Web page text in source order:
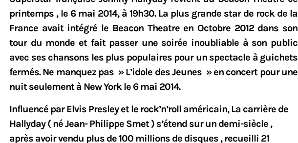
printemps , le 6 mai 2014, à 19h30. La plus grande star de rock de la
France avait intégré le Beacon Theatre en Octobre 2012 dans son
tour du monde et fait passer une soirée inoubliable à son public
avec ses chansons les plus populaires pour un spectacle à guichets
fermés. Ne manquez pas » L’idole des Jeunes » en concert pour une
nuit seulement à New York le 6 mai 2014.
Influencé par Elvis Presley et le rock’n’roll américain, La carrière de
Hallyday ( né Jean- Philippe Smet ) s’étend sur un demi-siècle ,
après avoir vendu plus de 100 millions de disques , recueilli 21